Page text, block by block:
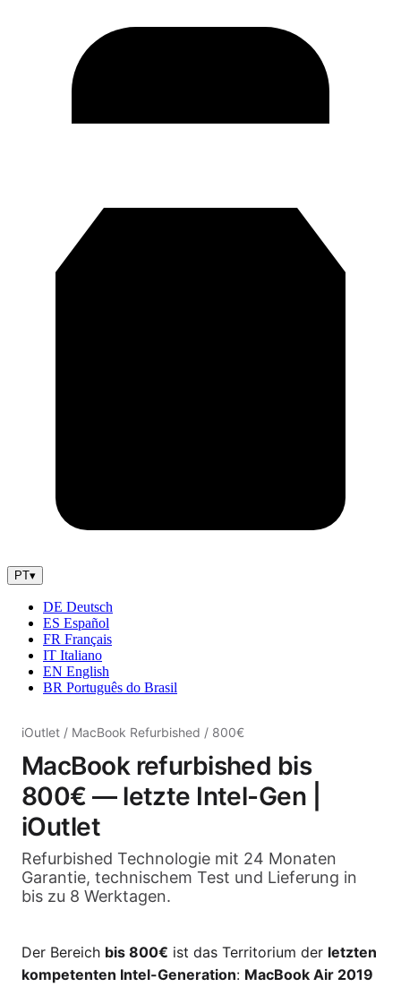
PT▾
DE Deutsch
ES Español
FR Français
IT Italiano
EN English
BR Português do Brasil
iOutlet / MacBook Refurbished / 800€
MacBook refurbished bis
800€ — letzte Intel-Gen |
iOutlet
Refurbished Technologie mit 24 Monaten
Garantie, technischem Test und Lieferung in
bis zu 8 Werktagen.
Der Bereich bis 800€ ist das Territorium der letzten
kompetenten Intel-Generation: MacBook Air 2019